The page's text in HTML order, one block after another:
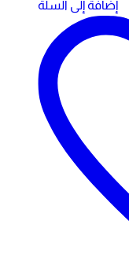
إضافة إلى السلة